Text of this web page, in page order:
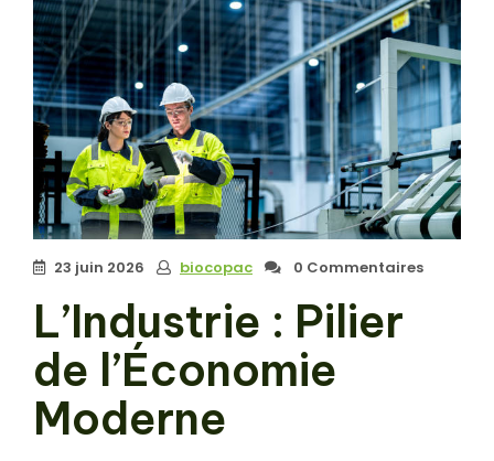
23 juin 2026 biocopac 0 Commentaires
L’Industrie : Pilier
de l’Économie
Moderne